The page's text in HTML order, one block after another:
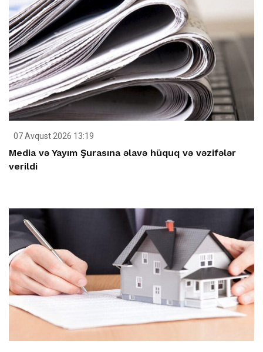
07 Avqust 2026 13:19
Media və Yayım Şurasına əlavə hüquq və vəzifələr
verildi